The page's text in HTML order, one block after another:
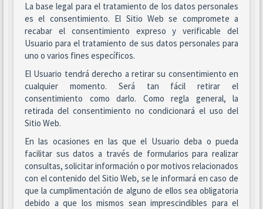
La base legal para el tratamiento de los datos personales
es el consentimiento. El Sitio Web se compromete a
recabar el consentimiento expreso y verificable del
Usuario para el tratamiento de sus datos personales para
uno o varios fines específicos.
El Usuario tendrá derecho a retirar su consentimiento en
cualquier momento. Será tan fácil retirar el
consentimiento como darlo. Como regla general, la
retirada del consentimiento no condicionará el uso del
Sitio Web.
En las ocasiones en las que el Usuario deba o pueda
facilitar sus datos a través de formularios para realizar
consultas, solicitar información o por motivos relacionados
con el contenido del Sitio Web, se le informará en caso de
que la cumplimentación de alguno de ellos sea obligatoria
debido a que los mismos sean imprescindibles para el